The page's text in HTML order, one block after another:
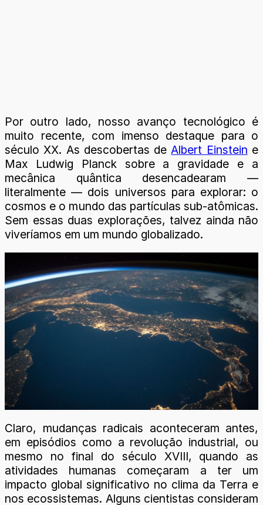
Por outro lado, nosso avanço tecnológico é
muito recente, com imenso destaque para o
século XX. As descobertas deAlbert Einstein e
Max Ludwig Planck sobre a gravidade e a
mecânica quântica desencadearam —
literalmente — dois universos para explorar: o
cosmos e o mundo das partículas sub-atômicas.
Sem essas duas explorações, talvez ainda não
viveríamos em um mundo globalizado.
Claro, mudanças radicais aconteceram antes,
em episódios como a revolução industrial, ou
mesmo no final do século XVIII, quando as
atividades humanas começaram a ter um
impacto global significativo no clima da Terra e
nos ecossistemas. Alguns cientistas consideram